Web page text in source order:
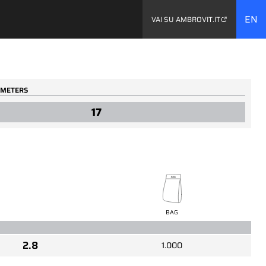
VAI SU AMBROVIT.IT EN
17
BAG
2.8
1.000